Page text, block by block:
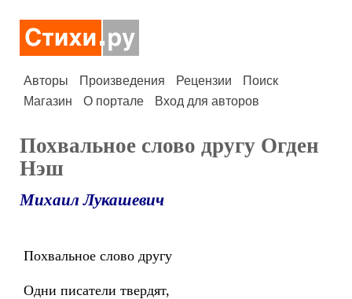
Авторы Произведения Рецензии
Поиск
Магазин
О портале Вход для авторов
Похвальное слово другу Огден
Нэш
Михаил Лукашевич
Похвальное слово другу
Одни писатели твердят,